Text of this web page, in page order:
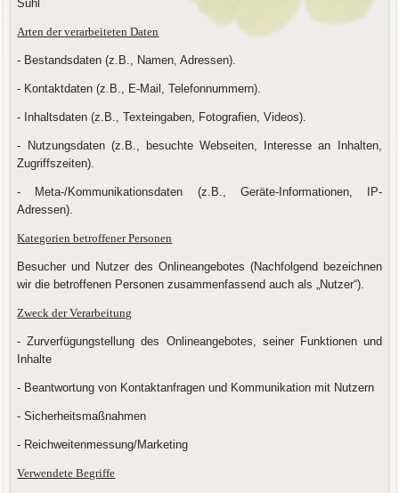
Suhl
Arten der verarbeiteten Daten
- Bestandsdaten (z.B., Namen, Adressen).
- Kontaktdaten (z.B., E-Mail, Telefonnummern).
- Inhaltsdaten (z.B., Texteingaben, Fotografien, Videos).
- Nutzungsdaten (z.B., besuchte Webseiten, Interesse an Inhalten,
Zugriffszeiten).
- Meta-/Kommunikationsdaten (z.B., Geräte-Informationen, IP-
Adressen).
Kategorien betroffener Personen
Besucher und Nutzer des Onlineangebotes (Nachfolgend bezeichnen
wir die betroffenen Personen zusammenfassend auch als „Nutzer“).
Zweck der Verarbeitung
- Zurverfügungstellung des Onlineangebotes, seiner Funktionen und
Inhalte
- Beantwortung von Kontaktanfragen und Kommunikation mit Nutzern
- Sicherheitsmaßnahmen
- Reichweitenmessung/Marketing
Verwendete Begriffe